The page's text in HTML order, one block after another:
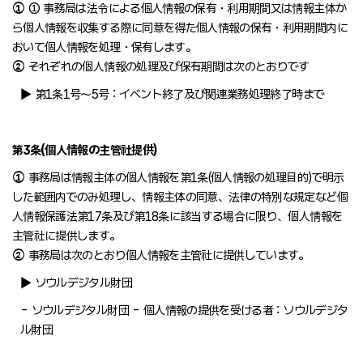
① ① 事務局は法令による個人情報の保有・利用期間又は情報主体か
ら個人情報を収集する際に同意を得た個人情報の保有・利用期間内に
おいて個人情報を処理・保有します。
② それぞれの個人情報の処理及び保有期間は次のとおりです
▶ 第1条1号～5号 : イベント終了及び関連業務処理終了時まで
第3条(個人情報の主管社提供)
① 事務局は情報主体の個人情報を第1条(個人情報の処理目的)で明示
した範囲内でのみ処理し、情報主体の同意、法律の特別な規定など個
人情報保護法第17条及び第18条に該当する場合に限り、個人情報を
主管社に提供します。
② 事務局は次のとおり個人情報を主管社に提供しています。
▶ ソウルデジタル財団
- ソウルデジタル財団 - 個人情報の提供を受ける者 : ソウルデジタ
ル財団